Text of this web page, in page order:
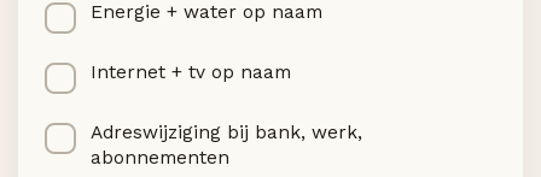
Energie + water op naam
Internet + tv op naam
Adreswijziging bij bank, werk,
abonnementen